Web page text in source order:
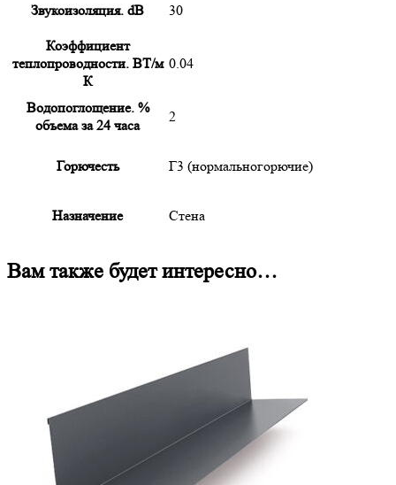
Звукоизоляция. dB 30
Коэффициент
теплопроводности. ВТ/м
К
0.04
Водопоглощение. %
объема за 24 часа
2
Горючесть Г3 (нормальногорючие)
Назначение Стена
Вам также будет интересно…